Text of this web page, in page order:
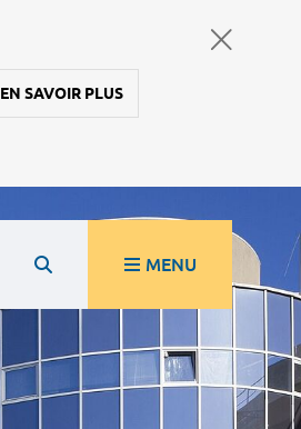
EN SAVOIR PLUS
MENU